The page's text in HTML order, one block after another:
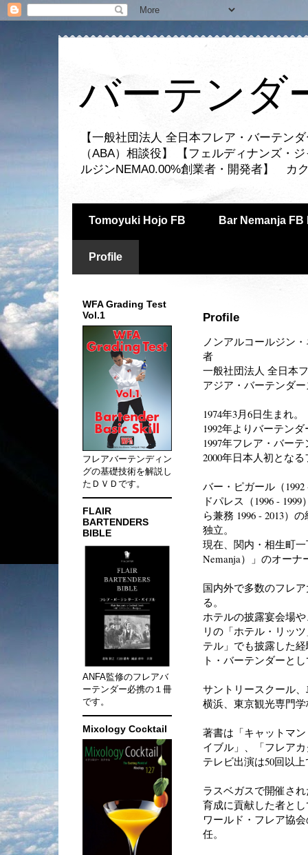
バーテンダ
【一般社団法人 全日本フレア・バーテン
（ABA）相談役】 【フェルディナンズ・
ルジンNEMA0.00%創業者・開発者】 カ
Tomoyuki Hojo FB Bar Nemanja FB
Profile
Profile
ノンアルコールジン
者
一般社団法人 全日本
アジア・バーテンダ
1974年3月6日生まれ。
1992年よりバーテン
1997年フレア・バー
2000年日本人初とな
バー・ピガール（
ドパレス（1996 -
ら兼務 1996 - 2013）
独立。
現在、関内・相生町
Nemanja）」のオー
国内外で多数のフレ
る。
ホテルの披露宴会場
リの「ホテル・リッ
テル」でも披露した
ト・バーテンダーと
サントリースクール
横浜、東京観光専門
著書は「キャットマ
イブル」、「フレア
テレビ出演は50回以
ラスベガスで開催さ
育成に貢献した者と
ワールド・フレア協
任。
WFA Grading Test
Vol.1
フレアバーテンディン
グの基礎技術を解説し
たＤＶＤです。
FLAIR
BARTENDERS
BIBLE
ANFA監修のフレアバ
ーテンダー必携の１冊
です。
Mixology Cocktail